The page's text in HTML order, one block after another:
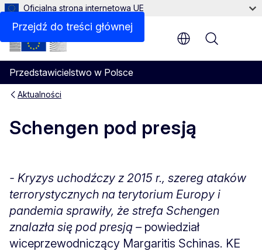
Przejdź do treści głównej
Oficjalna strona internetowa UE
Przedstawicielstwo w Polsce
Menu
Aktualności
Schengen pod presją
- Kryzys uchodźczy z 2015 r., szereg ataków
terrorystycznych na terytorium Europy i
pandemia sprawiły, że strefa Schengen
znalazła się pod presją – powiedział
wiceprzewodniczący Margaritis Schinas. KE